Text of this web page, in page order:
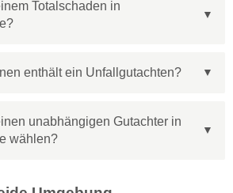
Totalschaden in
enthält ein Unfallgutachten?
unabhängigen Gutachter in
wählen?